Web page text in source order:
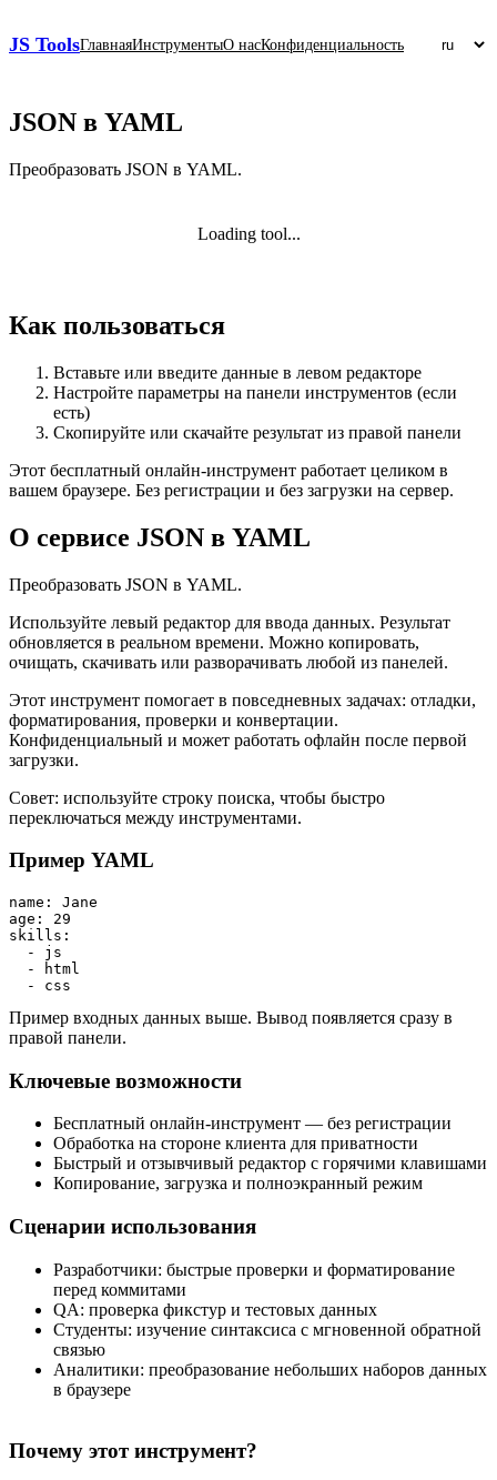
JS ToolsГлавнаяИнструментыО насКонфиденциальность
JSON в YAML
Преобразовать JSON в YAML.
Loading tool...
Как пользоваться
Вставьте или введите данные в левом редакторе
Настройте параметры на панели инструментов (если
есть)
Скопируйте или скачайте результат из правой панели
Этот бесплатный онлайн‑инструмент работает целиком в
вашем браузере. Без регистрации и без загрузки на сервер.
О сервисе JSON в YAML
Преобразовать JSON в YAML.
Используйте левый редактор для ввода данных. Результат
обновляется в реальном времени. Можно копировать,
очищать, скачивать или разворачивать любой из панелей.
Этот инструмент помогает в повседневных задачах: отладки,
форматирования, проверки и конвертации.
Конфиденциальный и может работать офлайн после первой
загрузки.
Совет: используйте строку поиска, чтобы быстро
переключаться между инструментами.
Пример YAML
name: Jane
age: 29
skills:
  - js
  - html
  - css
Пример входных данных выше. Вывод появляется сразу в
правой панели.
Ключевые возможности
Бесплатный онлайн‑инструмент — без регистрации
Обработка на стороне клиента для приватности
Быстрый и отзывчивый редактор с горячими клавишами
Копирование, загрузка и полноэкранный режим
Сценарии использования
Разработчики: быстрые проверки и форматирование
перед коммитами
QA: проверка фикстур и тестовых данных
Студенты: изучение синтаксиса с мгновенной обратной
связью
Аналитики: преобразование небольших наборов данных
в браузере
Почему этот инструмент?